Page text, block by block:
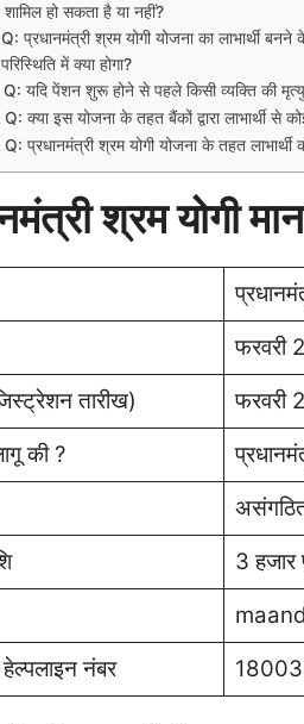
शामिल हो सकता है या नहीं?
Q: प्रधानमंत्री श्रम योगी योजना का लाभार्थी
परिस्थिति में क्या होगा?
Q: यदि पेंशन शुरू होने से पहले किसी व्यक्ति की मृत्यु
Q: क्या इस योजना के तहत बैंकों द्वारा लाभार्थी से
Q: प्रधानमंत्री श्रम योगी योजना के तहत
श्रम योगी
फरवरी
तारीख)
फरवरी
की ?
3 हजार
नंबर